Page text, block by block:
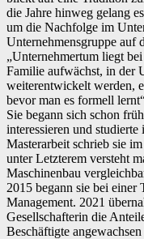
die Jahre hinweg gelang
um die Nachfolge im
Unternehmensgruppe auf
„Unternehmertum liegt
Familie aufwächst, in der
weiterentwickelt werden,
bevor man es formell
Sie begann sich schon
interessieren und
Masterarbeit schrieb sie
unter Letzterem versteht
Maschinenbau
2015 begann sie bei einer
Management. 2021
Gesellschafterin die
Beschäftigte angewachsen